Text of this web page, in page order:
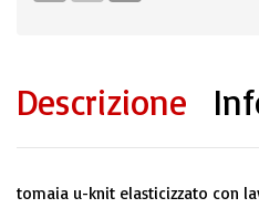
Descrizione
tomaia u-knit elasticizzato con